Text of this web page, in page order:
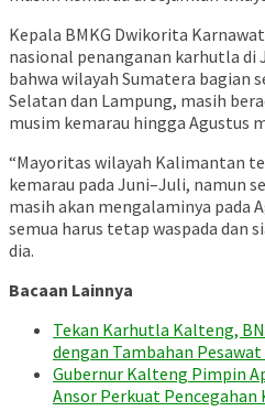
Kepala BMKG Dwikorita
nasional penanganan karhutla di
bahwa wilayah Sumatera bagian
Selatan dan Lampung, masih
musim kemarau hingga Agustus
“Mayoritas wilayah Kalimantan
kemarau pada Juni–Juli, namun
masih akan mengalaminya pada
semua harus tetap waspada dan
dia.
Bacaan Lainnya
Tekan Karhutla Kalteng,
dengan Tambahan Pesawat
Gubernur Kalteng Pimpin
Ansor Perkuat Pencegahan